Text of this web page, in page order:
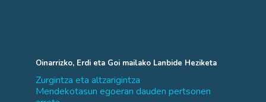
Oinarrizko, Erdi eta Goi mailako Lanbide Heziketa
Zurgintza eta altzarigintza
Mendekotasun egoeran dauden pertsonen